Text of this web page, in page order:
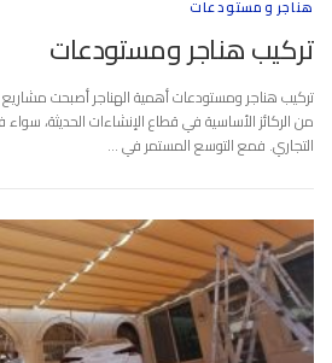
هناجر ومستودعات
تركيب هناجر ومستودعات
تركيب هناجر ومستودعات أهمية الهناجر أصبحت
من الركائز الأساسية في قطاع الإنشاءات الحديثة،
التجاري. فمع التوسع المستمر في …